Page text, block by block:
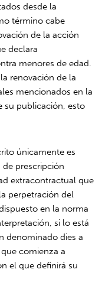
desde la
término cabe
de la acción
declara
menores de edad.
renovación de la
mencionados en la
su publicación, esto
únicamente es
prescripción
extracontractual que
perpetración del
en la norma
si lo está
denominado dies a
comienza a
el que definirá su